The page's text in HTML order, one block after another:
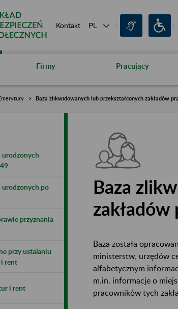
Kontakt
Firmy Pracujący
Baza zlikwidowanych lub przekształconych zakładów
urodzonych
urodzonych po
przyznania
przy ustalaniu
i rent
i rent
Baza
zakładów
Baza została
ministerstw, urzędów
alfabetycznym
m.in. informacje o
pracowników tych